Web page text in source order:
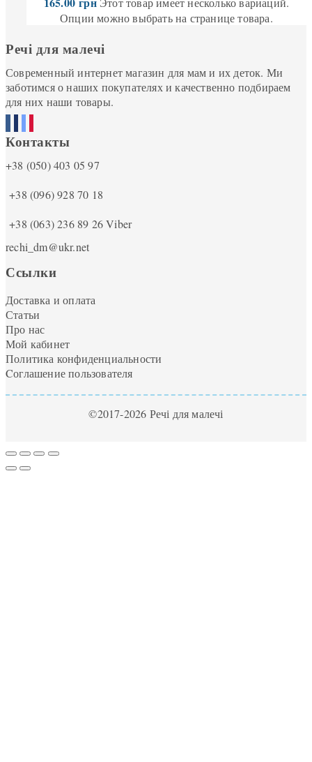
Опции можно выбрать на странице товара.
Речі для малечі
Современный интернет магазин для мам и их деток. Ми
заботимся о наших покупателях и качественно подбираем
для них наши товары.
Контакты
+38 (050) 403 05 97
+38 (096) 928 70 18
+38 (063) 236 89 26Viber
rechi_dm@ukr.net
Ссылки
Доставка и оплата
Статьи
Про нас
Мой кабинет
Политика конфиденциальности
Cоглашение пользователя
©2017-2026 Речі для малечі